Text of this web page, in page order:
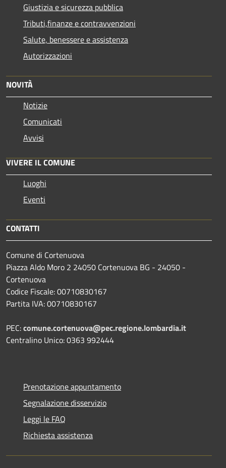
Giustizia e sicurezza pubblica
Tributi,finanze e contravvenzioni
Salute, benessere e assistenza
Autorizzazioni
NOVITÀ
Notizie
Comunicati
Avvisi
VIVERE IL COMUNE
Luoghi
Eventi
CONTATTI
Comune di Cortenuova
Piazza Aldo Moro 2 24050 Cortenuova BG - 24050 -
Cortenuova
Codice Fiscale: 00710830167
Partita IVA: 00710830167
PEC:comune.cortenuova@pec.regione.lombardia.it
Centralino Unico: 0363 992444
Prenotazione appuntamento
Segnalazione disservizio
Leggi le FAQ
Richiesta assistenza